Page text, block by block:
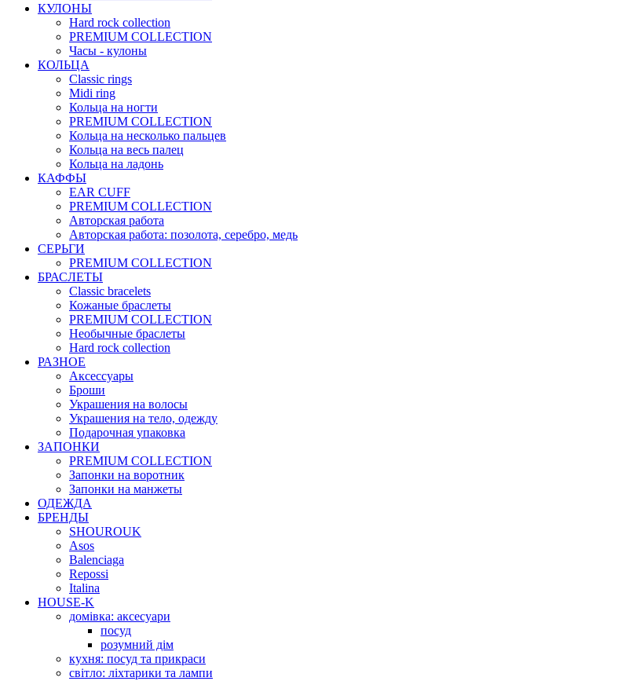
КУЛОНЫ
Hard rock collection
PREMIUM COLLECTION
Часы - кулоны
КОЛЬЦА
Classic rings
Midi ring
Кольца на ногти
PREMIUM COLLECTION
Кольца на несколько пальцев
Кольца на весь палец
Кольца на ладонь
КАФФЫ
EAR CUFF
PREMIUM COLLECTION
Авторская работа
Авторская работа: позолота, серебро, медь
СЕРЬГИ
PREMIUM COLLECTION
БРАСЛЕТЫ
Classic bracelets
Кожаные браслеты
PREMIUM COLLECTION
Необычные браслеты
Hard rock collection
РАЗНОЕ
Аксессуары
Броши
Украшения на волосы
Украшения на тело, одежду
Подарочная упаковка
ЗАПОНКИ
PREMIUM COLLECTION
Запонки на воротник
Запонки на манжеты
ОДЕЖДА
БРЕНДЫ
SHOUROUK
Asos
Balenciaga
Repossi
Italina
HOUSE-K
домівка: аксесуари
посуд
розумний дім
кухня: посуд та прикраси
світло: ліхтарики та лампи